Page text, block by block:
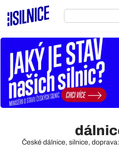
České dálnice, silnice,